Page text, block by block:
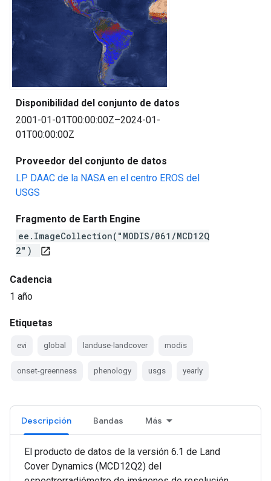
Disponibilidad del conjunto de datos
2001-01-01T00:00:00Z–2024-01-
01T00:00:00Z
Proveedor del conjunto de datos
LP DAAC de la NASA en el centro EROS del
USGS
Fragmento de Earth Engine
ee.ImageCollection("MODIS/061/MCD12Q
2")
open_in_new
Cadencia
1 año
Etiquetas
evi global landuse-landcover modis
onset-greenness phenology usgs yearly
Descripción Bandas Más
El producto de datos de la versión 6.1 de Land
Cover Dynamics (MCD12Q2) del